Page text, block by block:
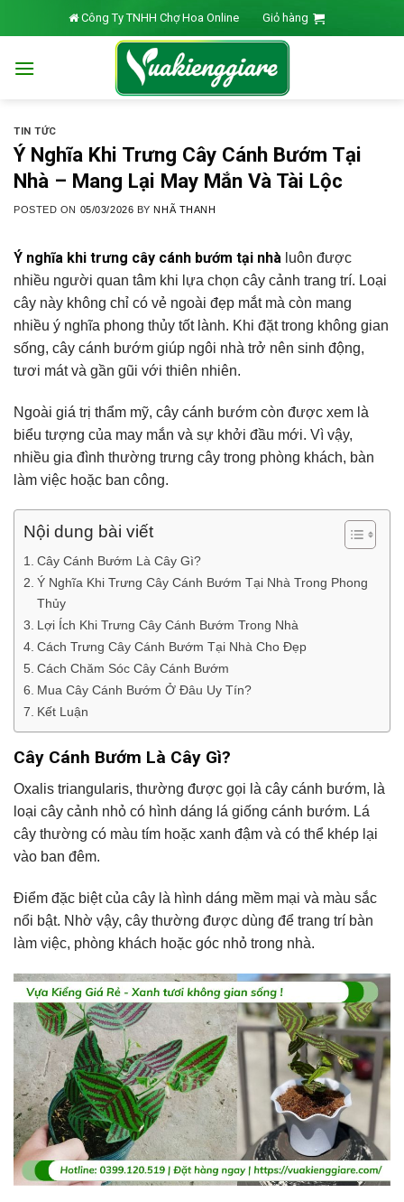
to
Công Ty TNHH Chợ Hoa Online Giỏ hàng
TIN TỨC
Ý Nghĩa Khi Trưng Cây Cánh Bướm Tại
Nhà – Mang Lại May Mắn Và Tài Lộc
POSTED ON 05/03/2026 BYNHÃ THANH
Ý nghĩa khi trưng cây cánh bướm tại nhà luôn được
nhiều người quan tâm khi lựa chọn cây cảnh trang trí. Loại
cây này không chỉ có vẻ ngoài đẹp mắt mà còn mang
nhiều ý nghĩa phong thủy tốt lành. Khi đặt trong không gian
sống, cây cánh bướm giúp ngôi nhà trở nên sinh động,
tươi mát và gần gũi với thiên nhiên.
Ngoài giá trị thẩm mỹ, cây cánh bướm còn được xem là
biểu tượng của may mắn và sự khởi đầu mới. Vì vậy,
nhiều gia đình thường trưng cây trong phòng khách, bàn
làm việc hoặc ban công.
Nội dung bài viết
Cây Cánh Bướm Là Cây Gì?
Ý Nghĩa Khi Trưng Cây Cánh Bướm Tại Nhà Trong Phong
Thủy
Lợi Ích Khi Trưng Cây Cánh Bướm Trong Nhà
Cách Trưng Cây Cánh Bướm Tại Nhà Cho Đẹp
Cách Chăm Sóc Cây Cánh Bướm
Mua Cây Cánh Bướm Ở Đâu Uy Tín?
Kết Luận
Cây Cánh Bướm Là Cây Gì?
Oxalis triangularis, thường được gọi là cây cánh bướm, là
loại cây cảnh nhỏ có hình dáng lá giống cánh bướm. Lá
cây thường có màu tím hoặc xanh đậm và có thể khép lại
vào ban đêm.
Điểm đặc biệt của cây là hình dáng mềm mại và màu sắc
nổi bật. Nhờ vậy, cây thường được dùng để trang trí bàn
làm việc, phòng khách hoặc góc nhỏ trong nhà.